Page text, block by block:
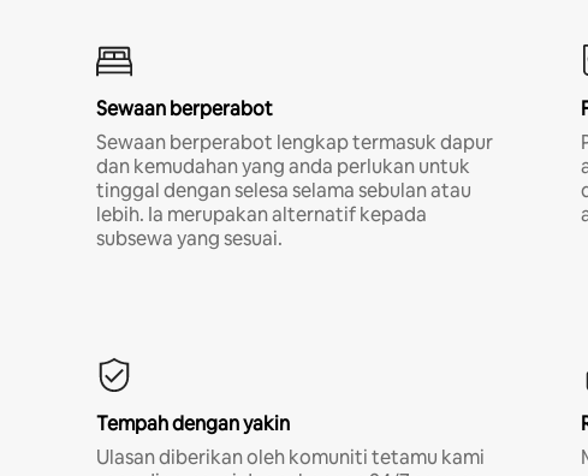
Sewaan berperabot
Sewaan berperabot lengkap termasuk dapur
dan kemudahan yang anda perlukan untuk
tinggal dengan selesa selama sebulan atau
lebih. Ia merupakan alternatif kepada
subsewa yang sesuai.
Tempah dengan yakin
Ulasan diberikan oleh komuniti tetamu kami